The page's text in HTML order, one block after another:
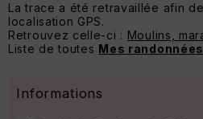
La trace a été retravaillée afin
localisation GPS.
Retrouvez celle-ci : Moulins,
Liste de toutes Mes randonnées
Informations